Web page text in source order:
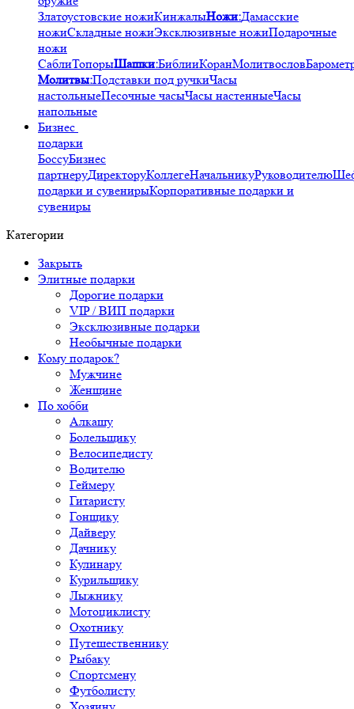
Златоустовские ножиКинжалыНожи:Дамасские
ножиСкладные ножиЭксклюзивные ножиПодарочные
ножи
СаблиТопорыШашки:БиблииКоранМолитвослов
Молитвы:Подставки под ручкиЧасы
настольныеПесочные часыЧасы настенныеЧасы
напольные
Бизнес
подарки
БоссуБизнес
партнеруДиректоруКоллегеНачальникуРуководителю
подарки и сувенирыКорпоративные подарки и
сувениры
Категории
Закрыть
Элитные подарки
Дорогие подарки
VIP / ВИП подарки
Эксклюзивные подарки
Необычные подарки
Кому подарок?
Мужчине
Женщине
По хобби
Алкашу
Болельщику
Велосипедисту
Водителю
Геймеру
Гитаристу
Гонщику
Дайверу
Дачнику
Кулинару
Курильщику
Лыжнику
Мотоциклисту
Охотнику
Путешественнику
Рыбаку
Спортсмену
Футболисту